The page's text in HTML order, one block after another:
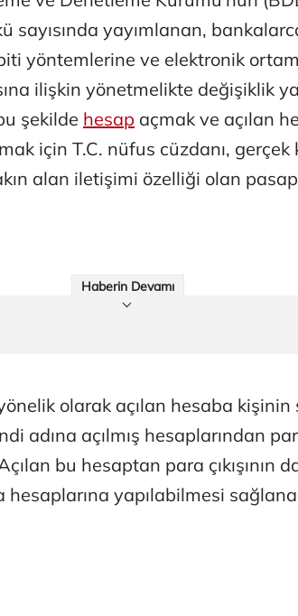
sayısında yayımlanan,
yöntemlerine ve elektronik
ilişkin yönetmelikte değişiklik
şekilde hesap açmak ve açılan
için T.C. nüfus cüzdanı, gerçek
alan iletişimi özelliği olan
Haberin Devamı
olarak açılan hesaba
adına açılmış hesaplarından
bu hesaptan para çıkışının
yapılabilmesi